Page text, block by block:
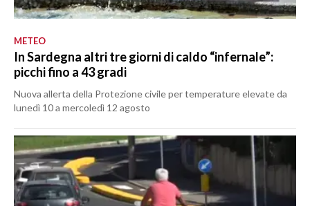
METEO
In Sardegna altri tre giorni di caldo “infernale”:
picchi fino a 43 gradi
Nuova allerta della Protezione civile per temperature elevate da
lunedì 10 a mercoledì 12 agosto